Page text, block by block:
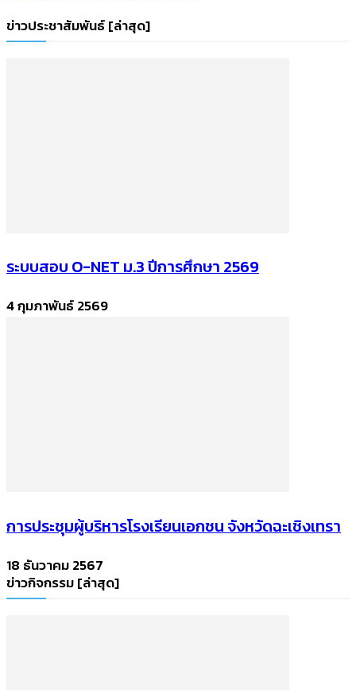
ข่าวประชาสัมพันธ์ [ล่าสุด]
ระบบสอบ O-NET ม.3 ปีการศึกษา 2569
4 กุมภาพันธ์ 2569
การประชุมผู้บริหารโรงเรียนเอกชน จังหวัดฉะเชิงเทรา
18 ธันวาคม 2567
ข่าวกิจกรรม [ล่าสุด]